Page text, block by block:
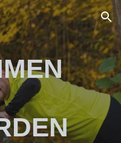
Skip to navigation